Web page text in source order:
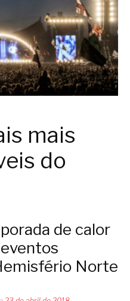
mais
do
de calor
Norte